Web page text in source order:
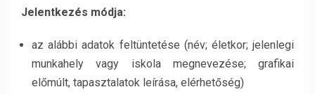
Jelentkezés módja:
az alábbi adatok feltüntetése (név; életkor; jelenlegi
munkahely vagy iskola megnevezése; grafikai
előmúlt, tapasztalatok leírása, elérhetőség)